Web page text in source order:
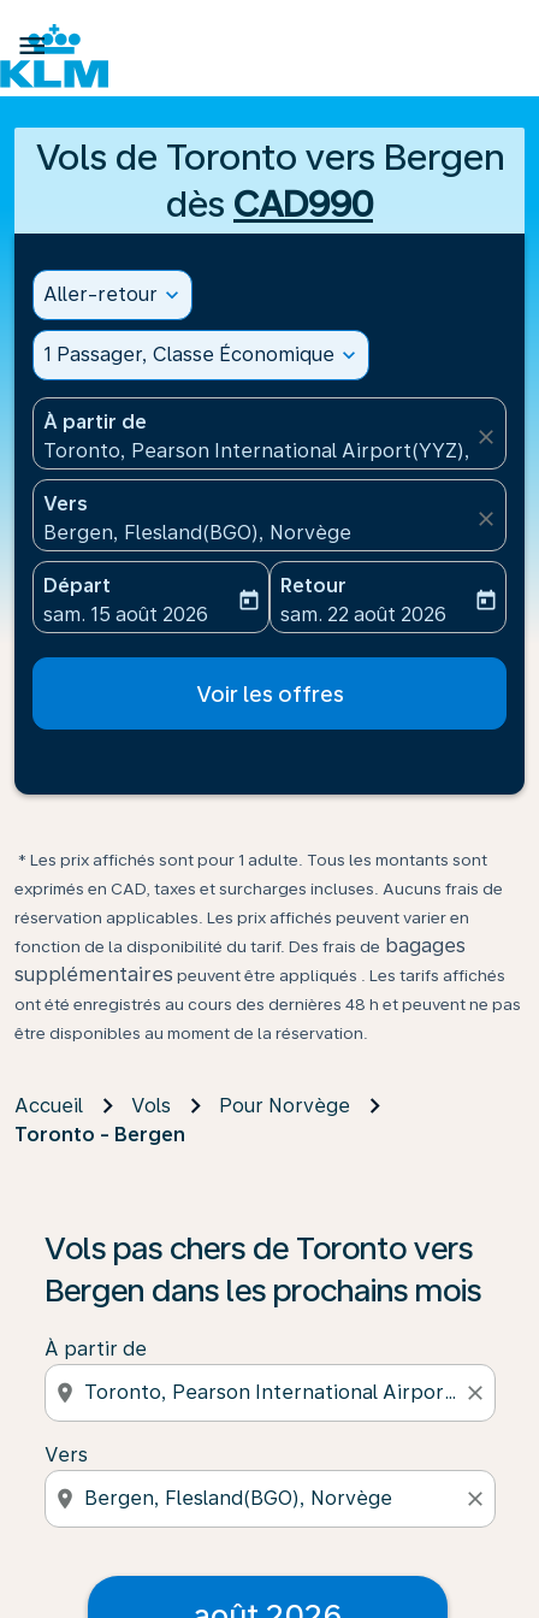

Vols de Toronto vers Bergen
dès CAD990
Aller-retour expand_more
1 Passager, Classe Économique expand_more
À partir de
Toronto, Pearson International Airport(YYZ),
close
Vers
Bergen, Flesland(BGO), Norvège
close
Départ
fc-booking-departure-date-aria-label
sam. 15 août 2026
today
Retour
fc-booking-return-date-
sam. 22 août 2026
today
Voir les offres
* Les prix affichés sont pour 1 adulte. Tous les montants sont
exprimés en CAD, taxes et surcharges incluses. Aucuns frais de
réservation applicables. Les prix affichés peuvent varier en
fonction de la disponibilité du tarif. Des frais de bagages
supplémentaires peuvent être appliqués . Les tarifs affichés
ont été enregistrés au cours des dernières 48 h et peuvent ne pas
être disponibles au moment de la réservation.
Accueil Vols
Pour Norvège
Toronto - Bergen
Vols pas chers de Toronto vers
Bergen dans les prochains mois
À partir de
location_on close
Vers
location_on close